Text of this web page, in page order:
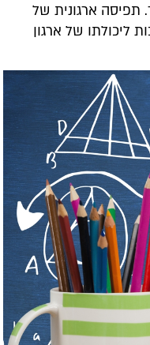
תפיסה ארגונית של
ליכולתו של ארגון